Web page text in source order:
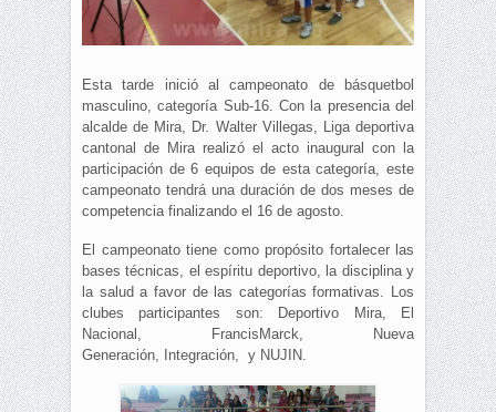
Esta tarde inició al campeonato de básquetbol
masculino, categoría Sub-16. Con la presencia del
alcalde de Mira, Dr. Walter Villegas, Liga deportiva
cantonal de Mira realizó el acto inaugural con la
participación de 6 equipos de esta categoría, este
campeonato tendrá una duración de dos meses de
competencia finalizando el 16 de agosto.
El campeonato tiene como propósito fortalecer las
bases técnicas, el espíritu deportivo, la disciplina y
la salud a favor de las categorías formativas. Los
clubes participantes son: Deportivo Mira, El
Nacional, FrancisMarck, Nueva
Generación, Integración, y NUJIN.